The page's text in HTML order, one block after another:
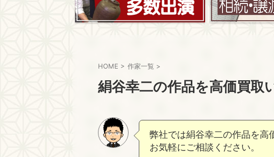
HOME > 作家一覧 >
絹谷幸二の作品を高価買取
弊社では絹谷幸二の作品を高
お気軽にご相談ください。